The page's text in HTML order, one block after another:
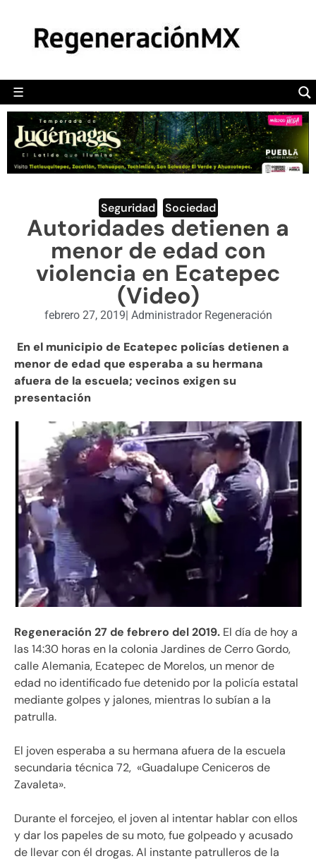
☰
POLÍTICA
CAMALEÓN
OPINIÓN
DEPORTES
ENGLISH SECTION
VIDEOS
Seguridad Sociedad
Autoridades detienen a
menor de edad con
violencia en Ecatepec
(Video)
febrero 27, 2019| Administrador Regeneración
En el municipio de Ecatepec policías detienen a
menor de edad que esperaba a su hermana
afuera de la escuela; vecinos exigen su
presentación
Regeneración 27 de febrero del 2019. El día de hoy a
las 14:30 horas en la colonia Jardines de Cerro Gordo,
calle Alemania, Ecatepec de Morelos, un menor de
edad no identificado fue detenido por la policía estatal
mediante golpes y jalones, mientras lo subían a la
patrulla.
El joven esperaba a su hermana afuera de la escuela
secundaria técnica 72, «Guadalupe Ceniceros de
Zavaleta».
Durante el forcejeo, el joven al intentar hablar con ellos
y dar los papeles de su moto, fue golpeado y acusado
de llevar con él drogas. Al instante patrulleros de la